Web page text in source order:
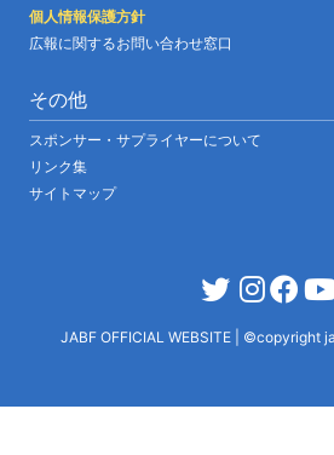
個人情報保護方針
広報に関するお問い合わせ窓口
その他
スポンサー・サプライヤーについて
リンク集
サイトマップ
JABF OFFICIAL WEBSITE ©copyright